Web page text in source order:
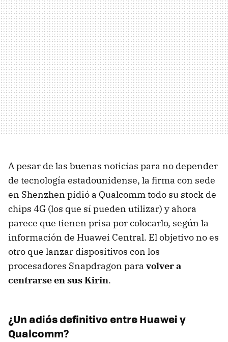
A pesar de las buenas noticias para no depender
de tecnología estadounidense, la firma con sede
en Shenzhen pidió a Qualcomm todo su stock de
chips 4G (los que sí pueden utilizar) y ahora
parece que tienen prisa por colocarlo, según la
información de Huawei Central. El objetivo no es
otro que lanzar dispositivos con los
procesadores Snapdragon para volver a
centrarse en sus Kirin.
¿Un adiós definitivo entre Huawei y
Qualcomm?